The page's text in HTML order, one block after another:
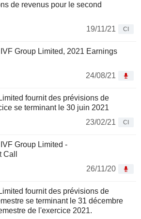
de revenus pour le second
19/11/21
CI
Group Limited, 2021 Earnings
24/08/21
fournit des prévisions de
se terminant le 30 juin 2021
23/02/21
CI
Group Limited -
26/11/20
fournit des prévisions de
se terminant le 31 décembre
de l'exercice 2021.